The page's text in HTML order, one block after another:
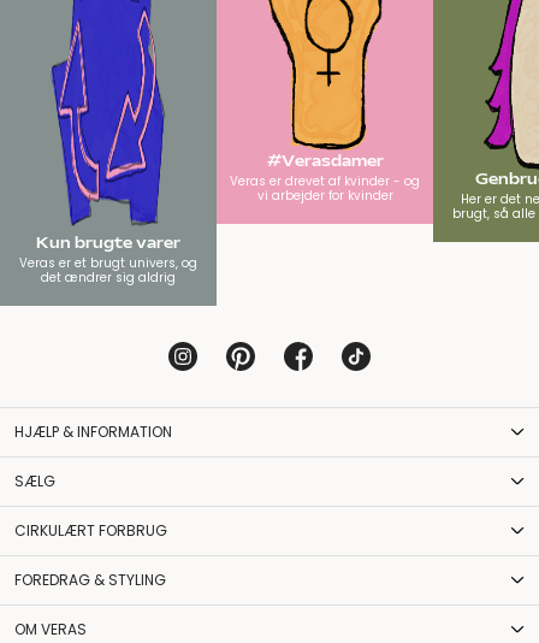
Kun brugte varer
Veras er et brugt univers, og
det ændrer sig aldrig
#Verasdamer
Veras er drevet af kvinder - og
vi arbejder for kvinder
Her er det
brugt, så
HJÆLP & INFORMATION
SÆLG
CIRKULÆRT FORBRUG
FOREDRAG & STYLING
OM VERAS